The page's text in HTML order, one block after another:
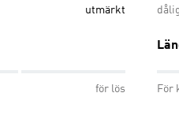
utmärkt
för lös För